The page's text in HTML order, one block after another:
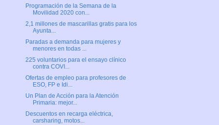
Programación de la Semana de la
Movilidad 2020 con...
2,1 millones de mascarillas gratis para los
Ayunta...
Paradas a demanda para mujeres y
menores en todas ...
225 voluntarios para el ensayo clínico
contra COVI...
Ofertas de empleo para profesores de
ESO, FP e Idi...
Un Plan de Acción para la Atención
Primaria: mejor...
Descuentos en recarga eléctrica,
carsharing, motos...